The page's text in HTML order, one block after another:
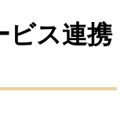
ビス連携